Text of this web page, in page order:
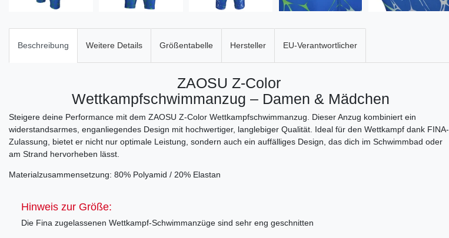
Beschreibung Weitere Details Größentabelle Hersteller EU-Verantwortlicher
ZAOSU Z-Color
Wettkampfschwimmanzug – Damen & Mädchen
Steigere deine Performance mit dem ZAOSU Z-Color Wettkampfschwimmanzug. Dieser Anzug kombiniert ein
widerstandsarmes, enganliegendes Design mit hochwertiger, langlebiger Qualität. Ideal für den Wettkampf dank FINA-
Zulassung, bietet er nicht nur optimale Leistung, sondern auch ein auffälliges Design, das dich im Schwimmbad oder
am Strand hervorheben lässt.
Materialzusammensetzung: 80% Polyamid / 20% Elastan
Hinweis zur Größe:
Die Fina zugelassenen Wettkampf-Schwimmanzüge sind sehr eng geschnitten